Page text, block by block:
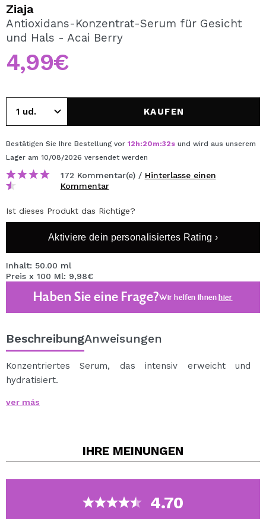
REGISTRIEREN
Durch die Erstellung eines Kontos bei Maquillalia.de
können Sie Ihre Einkäufe schnell tätigen, den Status Ihrer
Bestellungen überprüfen und Ihre bisherigen Vorgänge
einsehen.
BENUTZERKONTO ERSTELLEN
Ziaja
Antioxidans-Konzentrat-Serum für Gesicht
und Hals - Acai Berry
4,99€
KAUFEN
Bestätigen Sie Ihre Bestellung vor 12h:20m:32s und wird aus unserem
Lager am 10/08/2026 versendet werden
172 Kommentar(e) / Hinterlasse einen
Kommentar
Ist dieses Produkt das Richtige?
Aktiviere dein personalisiertes Rating ›
Inhalt: 50.00 ml
Preis x 100 Ml: 9,98€
Haben Sie eine Frage?Wir helfen Ihnenhier
BeschreibungAnweisungen
Konzentriertes Serum, das intensiv erweicht und
hydratisiert.
Hauptinhaltsstoffe: Acai-Beere, Beta-Glucan, Vitamin E
Berry-Linie zugreifen.
ver más
IHRE MEINUNGEN
4.70